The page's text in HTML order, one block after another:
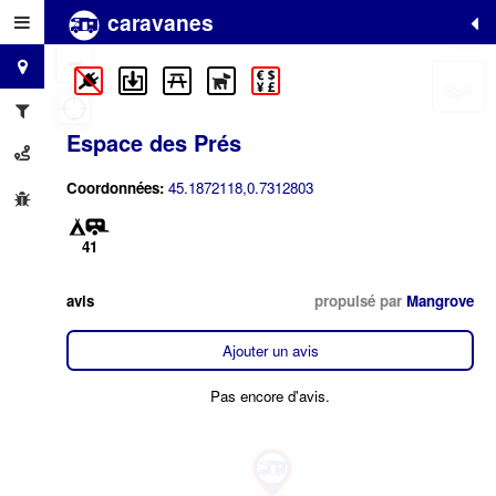
caravanes
Espace des Prés
Coordonnées: 45.1872118,0.7312803
41
avis propulsé par Mangrove
Ajouter un avis
Pas encore d'avis.
+
−